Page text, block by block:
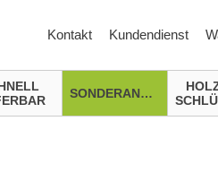
Kontakt Kundendienst
SONDERANGEBOTE